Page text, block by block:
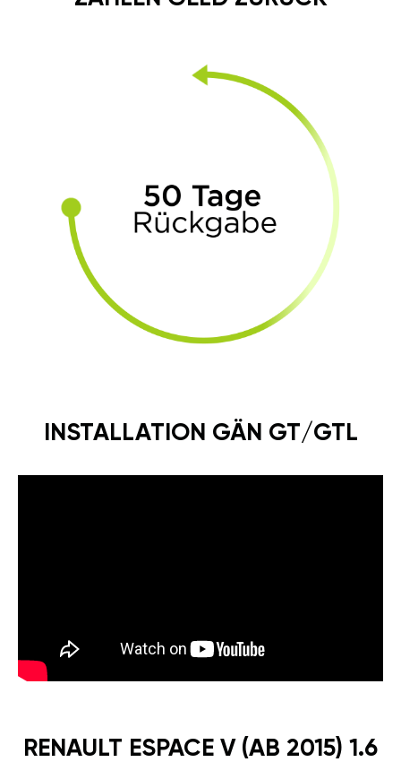
INSTALLATION GÄN GT/GTL
RENAULT ESPACE V (AB 2015) 1.6